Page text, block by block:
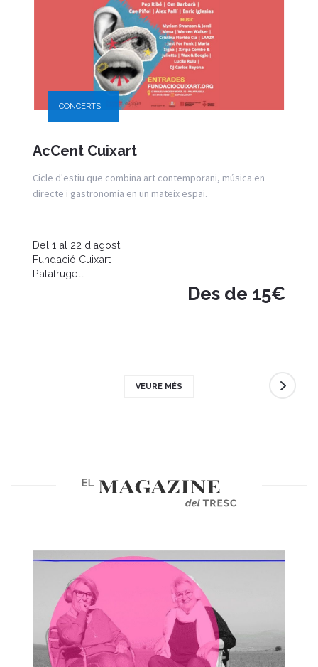
CONCERTS
AcCent Cuixart
Cicle d'estiu que combina art contemporani, música en
directe i gastronomia en un mateix espai.
Del 1 al 22 d'agost
Fundació Cuixart
Palafrugell
Des de 15€
VEURE MÉS